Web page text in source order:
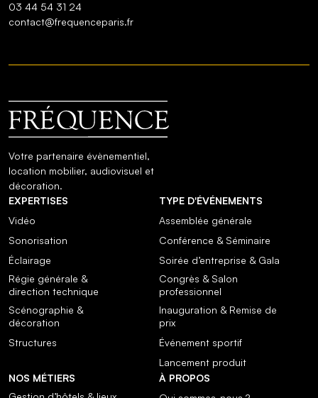
03 44 54 31 24
contact@frequenceparis.fr
Votre partenaire évènementiel,
location mobilier, audiovisuel et
décoration.
EXPERTISES
Vidéo
Sonorisation
Éclairage
Régie générale &
direction technique
Scénographie &
décoration
Structures
TYPE D'ÉVÉNEMENTS
Assemblée générale
Conférence & Séminaire
Soirée d’entreprise & Gala
Congrès & Salon
professionnel
Inauguration & Remise de
prix
Événement sportif
Lancement produit
NOS MÉTIERS
À PROPOS